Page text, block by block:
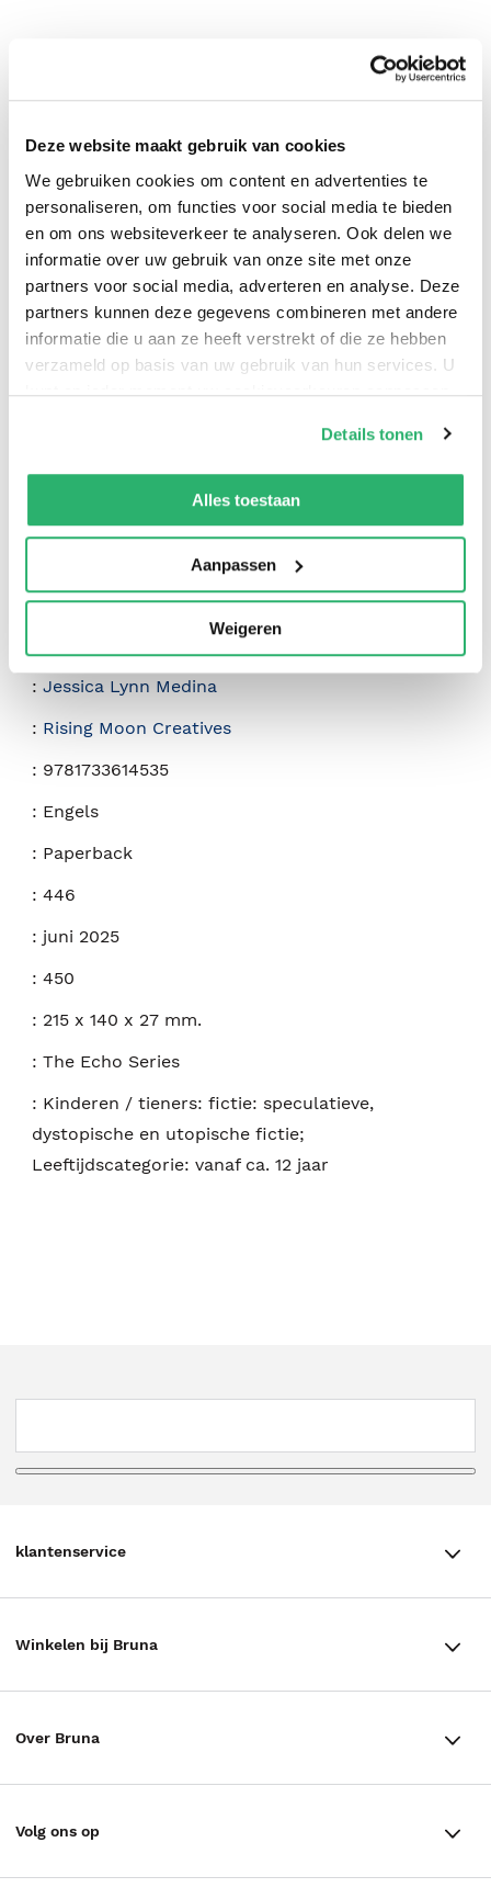
Deze website maakt gebruik van cookies
We gebruiken cookies om content en advertenties te
personaliseren, om functies voor social media te bieden
en om ons websiteverkeer te analyseren. Ook delen we
informatie over uw gebruik van onze site met onze
partners voor social media, adverteren en analyse. Deze
partners kunnen deze gegevens combineren met andere
informatie die u aan ze heeft verstrekt of die ze hebben
verzameld op basis van uw gebruik van hun services. U
kunt op ieder moment uw cookievoorkeuren aanpassen
We werken samen met42 derdendie uw gegevens
kunnen ontvangen en verwerken.
Details tonen
Alles toestaan
Aanpassen
Weigeren
0 |0
: Jessica Lynn Medina
: Rising Moon Creatives
: 9781733614535
: Engels
: Paperback
: 446
: juni 2025
: 450
: 215 x 140 x 27 mm.
: The Echo Series
: Kinderen / tieners: fictie: speculatieve,
dystopische en utopische fictie;
Leeftijdscategorie: vanaf ca. 12 jaar
klantenservice
Annuleren & Retourneren
Veelgestelde vragen
Winkelen bij Bruna
Over Bruna
Volg ons op